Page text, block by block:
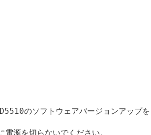
のソフトウェアバージョンアップを
源を切らないでください。